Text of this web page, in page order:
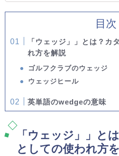
目次
「ウェッジ」」とは？カ
れ方を解説
ゴルフクラブのウェッジ
ウェッジヒール
英単語のwedgeの意味
「ウェッジ」」と
としての使われ方